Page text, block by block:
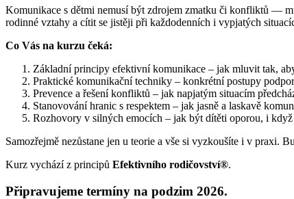
Komunikace s dětmi nemusí být zdrojem zmatku či konfliktů —
rodinné vztahy a cítit se jistěji při každodenních i vypjatých
Co Vás na kurzu čeká:
Základní principy efektivní komunikace – jak mluvit tak,
Praktické komunikační techniky – konkrétní postupy
Prevence a řešení konfliktů – jak napjatým situacím
Stanovování hranic s respektem – jak jasně a laskavě
Rozhovory v silných emocích – jak být dítěti oporou, i když
Samozřejmě nezůstane jen u teorie a vše si vyzkoušíte i v praxi.
Kurz vychází z principů Efektivního rodičovství®.
Připravujeme termíny na podzim 2026.